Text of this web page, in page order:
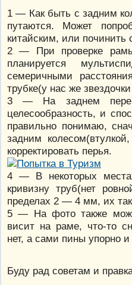
1 — Как быть с задним
путаются. Может
китайским, или починить
2 — При проверке
планируется
семеричными
трубке(у нас же
3 — На заднем пере
целесообразность, и
правильно понимаю,
задним
корректировать перья.
4 — В некоторых
кривизну труб(нет
пределах 2 — 4 мм, их
5 — На фото также
висит на раме, что-то
нет, а сами пины упорно и
Буду рад советам и